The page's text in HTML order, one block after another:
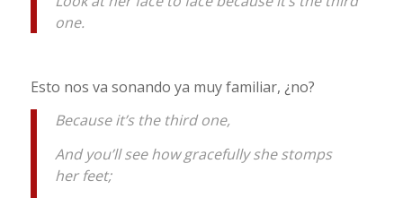
one.
Esto nos va sonando ya muy familiar, ¿no?
Because it’s the third one,
And you’ll see how gracefully she stomps
her feet;